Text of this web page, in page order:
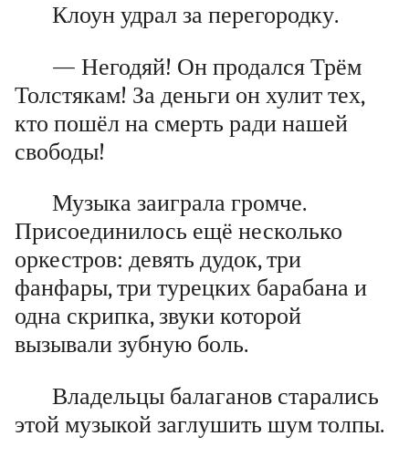
Клоун удрал за перегородку.
— Негодяй! Он продался Трём
Толстякам! За деньги он хулит тех,
кто пошёл на смерть ради нашей
свободы!
Музыка заиграла громче.
Присоединилось ещё несколько
оркестров: девять дудок, три
фанфары, три турецких барабана и
одна скрипка, звуки которой
вызывали зубную боль.
Владельцы балаганов старались
этой музыкой заглушить шум толпы.